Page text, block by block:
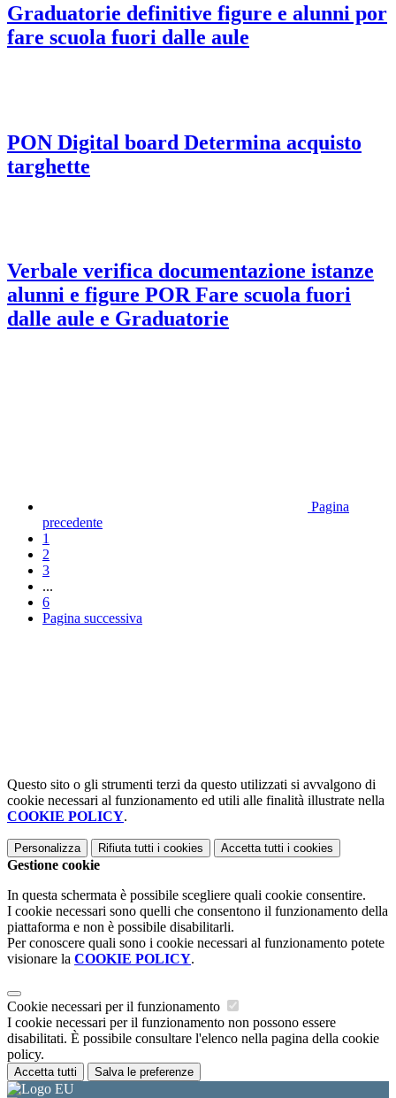
Graduatorie definitive figure e alunni por
fare scuola fuori dalle aule
PON Digital board Determina acquisto
targhette
Verbale verifica documentazione istanze
alunni e figure POR Fare scuola fuori
dalle aule e Graduatorie
Pagina
precedente
1
2
3
...
6
Pagina successiva
Questo sito o gli strumenti terzi da questo utilizzati si avvalgono di
cookie necessari al funzionamento ed utili alle finalità illustrate nella
COOKIE POLICY.
Personalizza Rifiuta tutti i cookies Accetta tutti i cookies
Gestione cookie
In questa schermata è possibile scegliere quali cookie consentire.
I cookie necessari sono quelli che consentono il funzionamento della
piattaforma e non è possibile disabilitarli.
Per conoscere quali sono i cookie necessari al funzionamento potete
visionare la COOKIE POLICY.
Cookie necessari per il funzionamento
I cookie necessari per il funzionamento non possono essere
disabilitati. È possibile consultare l'elenco nella pagina della cookie
policy.
Accetta tutti Salva le preferenze